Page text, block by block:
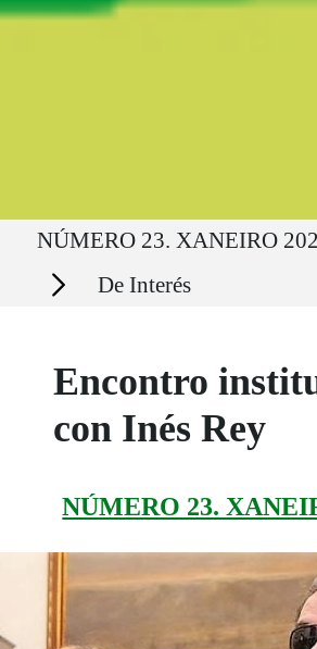
Ruta del sitio
NÚMERO 23. XANEIRO
Secciones De Interés
Encontro
con Inés Rey
NÚMERO 23.